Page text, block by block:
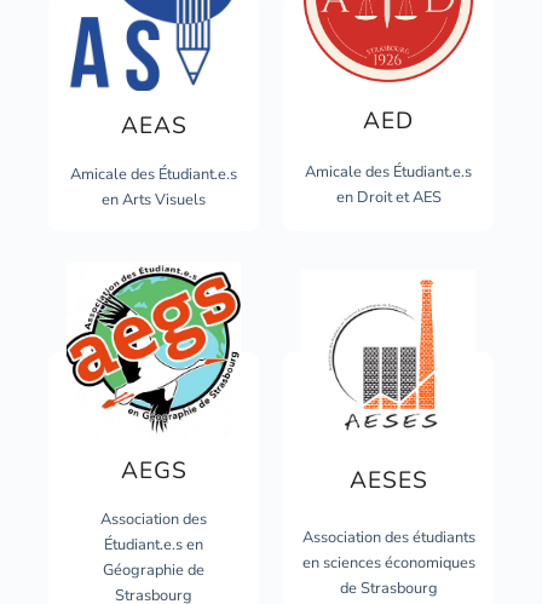
AEAS
Amicale des Étudiant.e.s
en Arts Visuels
AED
Amicale des Étudiant.e.s
en Droit et AES
AEGS
Association des
Étudiant.e.s en
Géographie de
Strasbourg
AESES
Association des étudiants
en sciences économiques
de Strasbourg